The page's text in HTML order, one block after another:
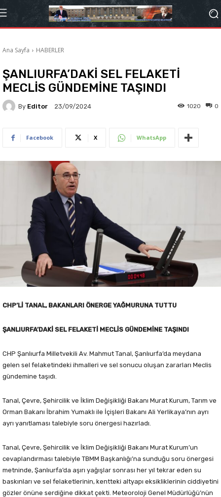
Ana Sayfa HABERLER
ŞANLIURFA’DAKİ SEL FELAKETİ
MECLİS GÜNDEMİNE TAŞINDI
By Editor 23/09/2024 0
1020
Facebook X WhatsApp
CHP’Lİ TANAL, BAKANLARI ÖNERGE YAĞMURUNA TUTTU
ŞANLIURFA’DAKİ SEL FELAKETİ MECLİS GÜNDEMİNE TAŞINDI
CHP Şanlıurfa Milletvekili Av. Mahmut Tanal, Şanlıurfa’da meydana
gelen sel felaketindeki ihmalleri ve sel sonucu oluşan zararları Meclis
gündemine taşıdı.
Tanal, Çevre, Şehircilik ve İklim Değişikliği Bakanı Murat Kurum, Tarım ve
Orman Bakanı İbrahim Yumaklı ile İçişleri Bakanı Ali Yerlikaya’nın ayrı
ayrı yanıtlaması talebiyle soru önergesi hazırladı.
Tanal, Çevre, Şehircilik ve İklim Değişikliği Bakanı Murat Kurum’un
cevaplandırması talebiyle TBMM Başkanlığı’na sunduğu soru önergesi
metninde, Şanlıurfa’da aşırı yağışlar sonrası her yıl tekrar eden su
baskınları ve sel felaketlerinin, kentteki altyapı eksikliklerinin ciddiyetini
gözler önüne serdiğine dikkat çekti. Meteoroloji Genel Müdürlüğü’nün